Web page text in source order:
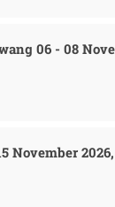
06 - 08
November